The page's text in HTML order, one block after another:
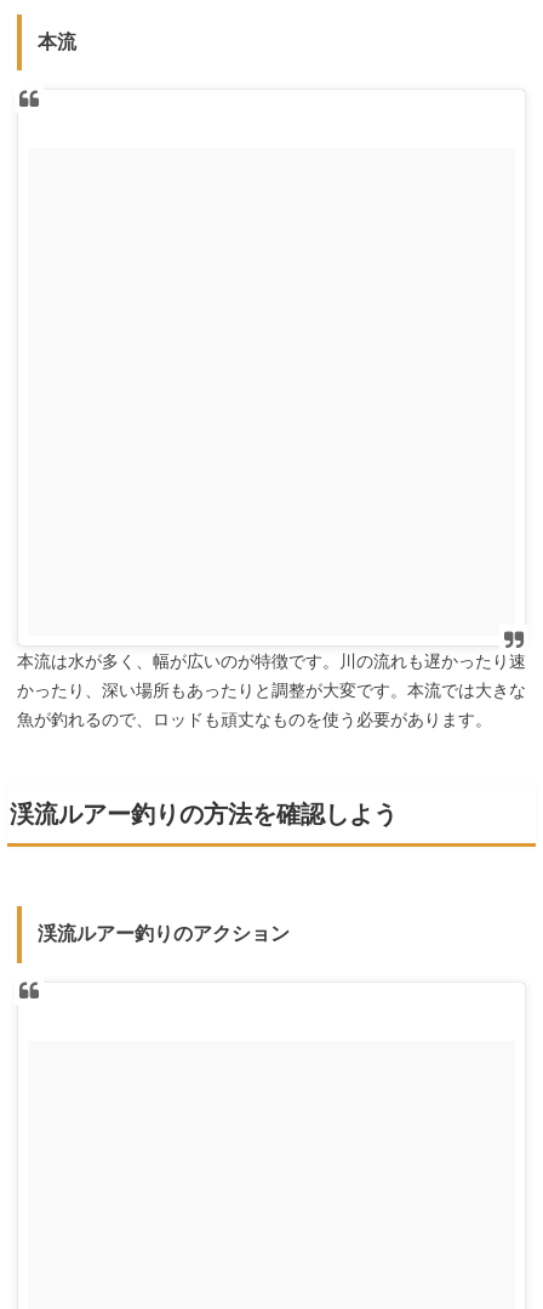
本流
本流は水が多く、幅が広いのが特徴です。川の流れも遅かったり速
かったり、深い場所もあったりと調整が大変です。本流では大きな
魚が釣れるので、ロッドも頑丈なものを使う必要があります。
渓流ルアー釣りの方法を確認しよう
渓流ルアー釣りのアクション